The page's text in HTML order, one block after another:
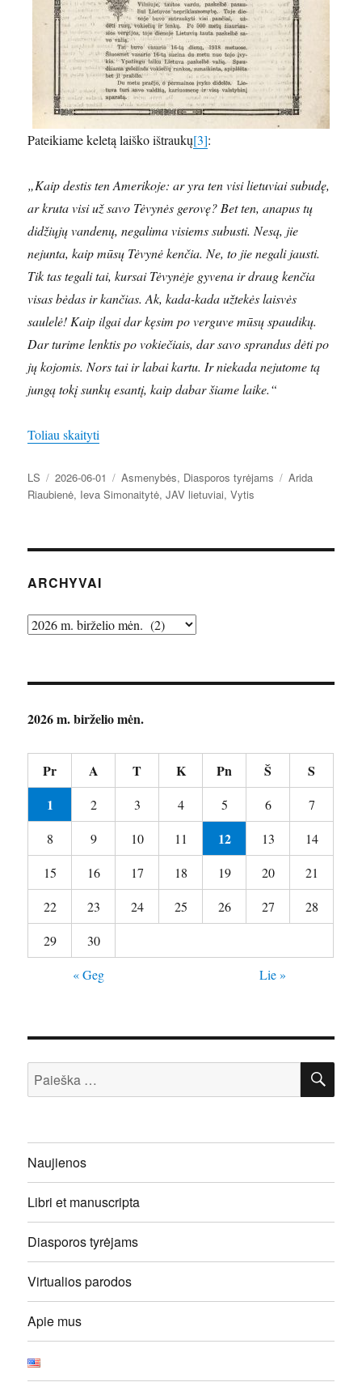
Pateikiame keletą laiško ištraukų[3]:
„Kaip destis ten Amerikoje: ar yra ten visi lietuviai subudę,
ar kruta visi už savo Tėvynės gerovę? Bet ten, anapus tų
didžiųjų vandenų, negalima visiems subusti. Nesą, jie
nejunta, kaip mūsų Tėvynė kenčia. Ne, to jie negali jausti.
Tik tas tegali tai, kursai Tėvynėje gyvena ir draug kenčia
visas bėdas ir kančias. Ak, kada-kada užtekės laisvės
saulelė! Kaip ilgai dar kęsim po verguve mūsų spaudikų.
Dar turime lenktis po vokiečiais, dar savo sprandus dėti po
jų kojomis. Nors tai ir labai kartu. Ir niekada nejutome tą
jungą tokį sunkų esantį, kaip dabar šiame laike.“
Toliau skaityti
Autorius
LS Paskelbta
2026-06-01 Kategorijos
Asmenybės, Diasporos tyrėjams Žymos
Arida
Riaubienė, Ieva Simonaitytė,JAV lietuviai,Vytis
ARCHYVAI
Archyvai
2026 m. birželio mėn.
Pr A T K Pn Š
S
1
2 3 4 5 6
7
8
9 10 11 12 13
14
15
16 17 18 19 20
21
22
23 24 25 26 27
28
29
30
« Geg
Lie »
Ieškoti:
Naujienos
Libri et manuscripta
Diasporos tyrėjams
Virtualios parodos
Apie mus